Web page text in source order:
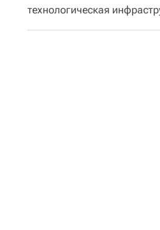
технологическая